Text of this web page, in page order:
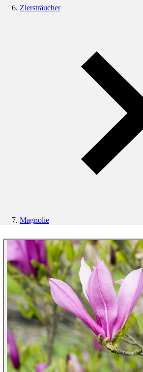
Ziersträucher
Magnolie